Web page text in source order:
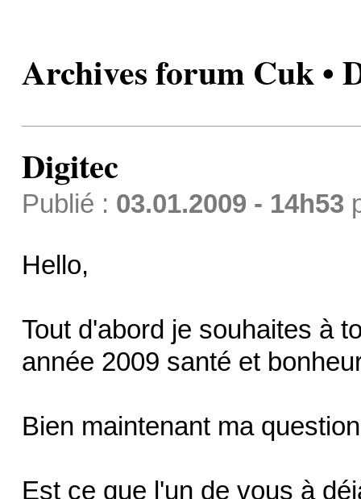
Archives forum Cuk •
Digitec
Publié : 03.01.2009 - 14h53
Hello,
Tout d'abord je souhaites à
année 2009 santé et
Bien maintenant ma
Est ce que l'un de vous à